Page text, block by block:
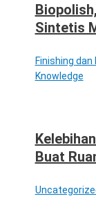
Sintetis
Finishing
Knowledge
Buat